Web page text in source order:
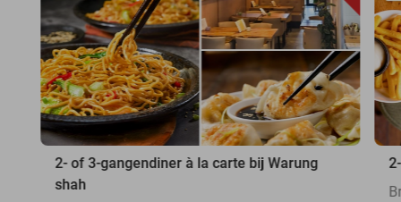
2- of 3-gangendiner à la carte bij Warung
shah